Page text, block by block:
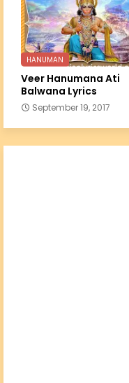
HANUMAN
Veer Hanumana Ati
Balwana Lyrics
September 19, 2017